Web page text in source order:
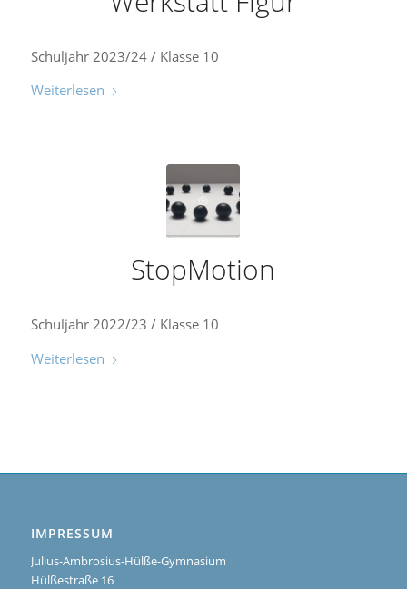
Schuljahr 2023/24 / Klasse 10
Weiterlesen
StopMotion
Schuljahr 2022/23 / Klasse 10
Weiterlesen
IMPRESSUM
Julius-Ambrosius-Hülße-Gymnasium
Hülßestraße 16